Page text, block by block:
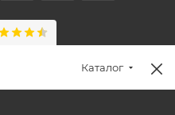
Каталог